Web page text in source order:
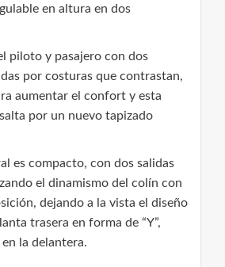
en altura en dos
piloto y pasajero con dos
por costuras que contrastan,
aumentar el confort y esta
por un nuevo tapizado
es compacto, con dos salidas
el dinamismo del colín con
dejando a la vista el diseño
trasera en forma de “Y”,
la delantera.